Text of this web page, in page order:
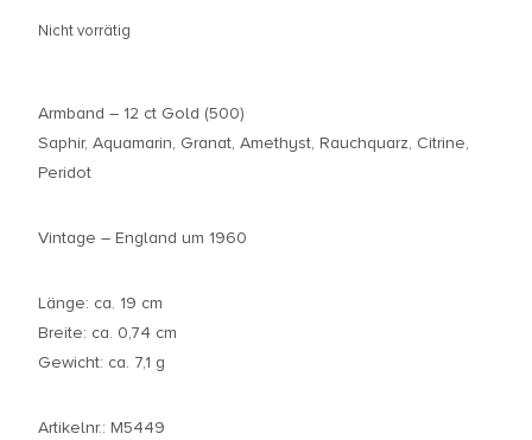
Nicht vorrätig
Armband – 12 ct Gold (500)
Saphir, Aquamarin, Granat, Amethyst, Rauchquarz, Citrine,
Peridot
Vintage – England um 1960
Länge: ca. 19 cm
Breite: ca. 0,74 cm
Gewicht: ca. 7,1 g
Artikelnr.: M5449